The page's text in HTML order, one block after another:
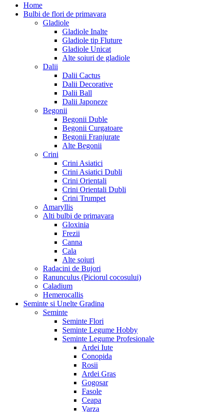
Home
Bulbi de flori de primavara
Gladiole
Gladiole Inalte
Gladiole tip Fluture
Gladiole Unicat
Alte soiuri de gladiole
Dalii
Dalii Cactus
Dalii Decorative
Dalii Ball
Dalii Japoneze
Begonii
Begonii Duble
Begonii Curgatoare
Begonii Franjurate
Alte Begonii
Crini
Crini Asiatici
Crini Asiatici Dubli
Crini Orientali
Crini Orientali Dubli
Crini Trumpet
Amaryllis
Alti bulbi de primavara
Gloxinia
Frezii
Canna
Cala
Alte soiuri
Radacini de Bujori
Ranunculus (Piciorul cocosului)
Caladium
Hemerocallis
Seminte si Unelte Gradina
Seminte
Seminte Flori
Seminte Legume Hobby
Seminte Legume Profesionale
Ardei Iute
Conopida
Rosii
Ardei Gras
Gogosar
Fasole
Ceapa
Varza